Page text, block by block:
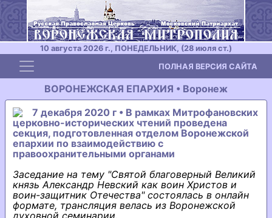
10 августа 2026 г., ПОНЕДЕЛЬНИК, (28 июля ст.)
Toggle navigation ПОЛНАЯ ВЕРСИЯ САЙТА
ВОРОНЕЖСКАЯ ЕПАРХИЯ • Воронеж
7 декабря 2020 г • В рамках Митрофановских
церковно-исторических чтений проведена
секция, подготовленная отделом Воронежской
епархии по взаимодействию с
правоохранительными органами
Заседание на тему "Святой благоверный Великий
князь Александр Невский как воин Христов и
воин-защитник Отечества" состоялась в онлайн
формате, трансляция велась из Воронежской
духовной семинарии.